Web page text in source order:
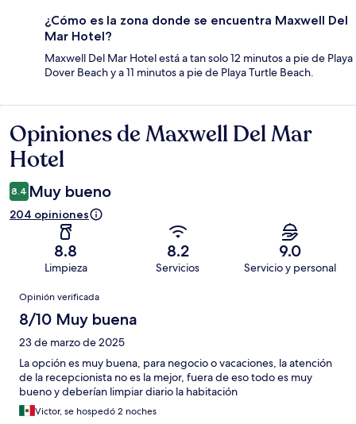
¿Cómo es la zona donde se encuentra Maxwell Del
Mar Hotel?
Maxwell Del Mar Hotel está a tan solo 12 minutos a pie de Playa
Dover Beach y a 11 minutos a pie de Playa Turtle Beach.
Opiniones
Opiniones de Maxwell Del Mar
Hotel
8.4 Muy bueno
204 opiniones
8.8
Limpieza
8.2
Servicios
9.0
Servicio y personal
Opiniones
Opinión verificada
8/10 Muy buena
23 de marzo de 2025
La opción es muy buena, para negocio o vacaciones, la atención
de la recepcionista no es la mejor, fuera de eso todo es muy
bueno y deberían limpiar diario la habitación
Victor, se hospedó 2 noches